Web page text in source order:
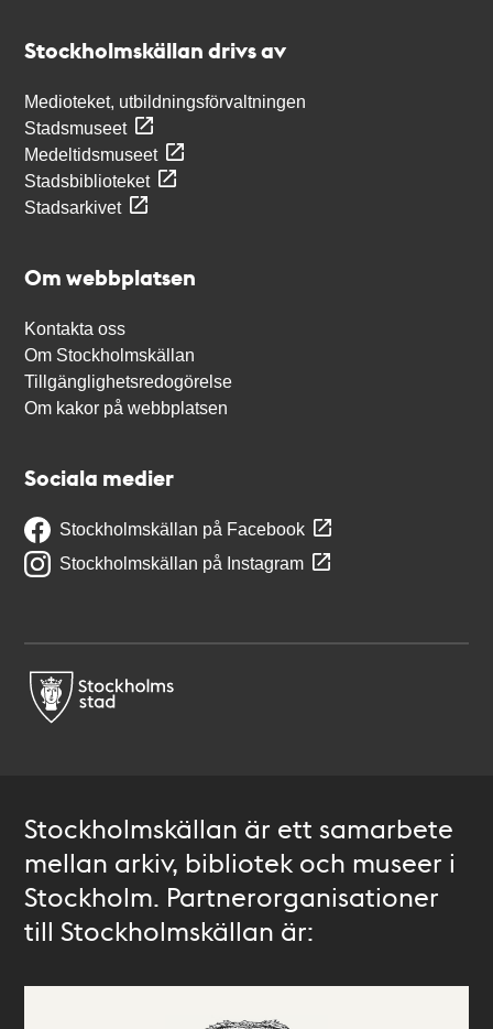
Stockholmskällan drivs av
Medioteket, utbildningsförvaltningen
Stadsmuseet
Medeltidsmuseet
Stadsbiblioteket
Stadsarkivet
Om webbplatsen
Kontakta oss
Om Stockholmskällan
Tillgänglighetsredogörelse
Om kakor på webbplatsen
Sociala medier
Stockholmskällan på Facebook
Stockholmskällan på Instagram
Stockholmskällan är ett samarbete
mellan arkiv, bibliotek och museer i
Stockholm. Partnerorganisationer
till Stockholmskällan är: